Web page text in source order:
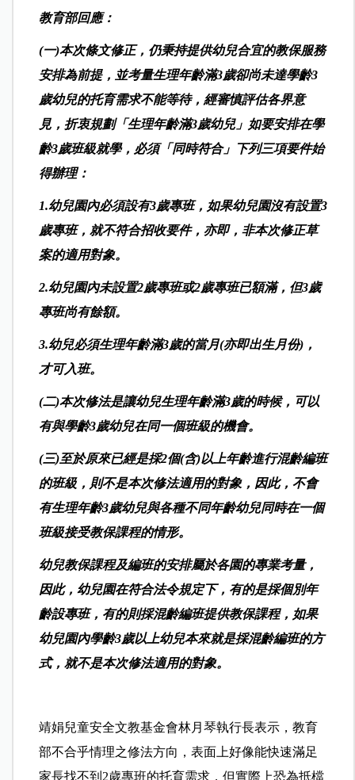
教育部回應：
(一)本次條文修正，仍秉持提供幼兒合宜的教保服務
安排為前提，並考量生理年齡滿3歲卻尚未達學齡3
歲幼兒的托育需求不能等待，經審慎評估各界意
見，折衷規劃「生理年齡滿3歲幼兒」如要安排在學
齡3歲班級就學，必須「同時符合」下列三項要件始
得辦理：
1.幼兒園內必須設有3歲專班，如果幼兒園沒有設置3
歲專班，就不符合招收要件，亦即，非本次修正草
案的適用對象。
2.幼兒園內未設置2歲專班或2歲專班已額滿，但3歲
專班尚有餘額。
3.幼兒必須生理年齡滿3歲的當月(亦即出生月份)，
才可入班。
(二)本次修法是讓幼兒生理年齡滿3歲的時候，可以
有與學齡3歲幼兒在同一個班級的機會。
(三)至於原來已經是採2個(含)以上年齡進行混齡編班
的班級，則不是本次修法適用的對象，因此，不會
有生理年齡3歲幼兒與各種不同年齡幼兒同時在一個
班級接受教保課程的情形。
幼兒教保課程及編班的安排屬於各園的專業考量，
因此，幼兒園在符合法令規定下，有的是採個別年
齡設專班，有的則採混齡編班提供教保課程，如果
幼兒園內學齡3歲以上幼兒本來就是採混齡編班的方
式，就不是本次修法適用的對象。
靖娟兒童安全文教基金會林月琴執行長表示，教育
部不合乎情理之修法方向，表面上好像能快速滿足
家長找不到2歲專班的托育需求，但實際上恐為抵檔